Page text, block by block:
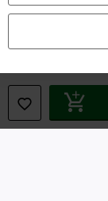
Privacyverklaring
Cookie-instellingen